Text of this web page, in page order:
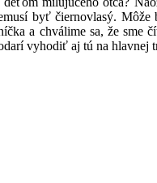
byť čiernovlasý.
a chválime sa, že sme
vyhodiť aj tú na hlavnej